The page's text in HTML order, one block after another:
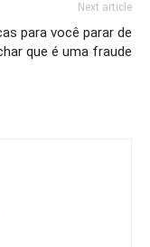
Next article
para você parar de
que é uma fraude